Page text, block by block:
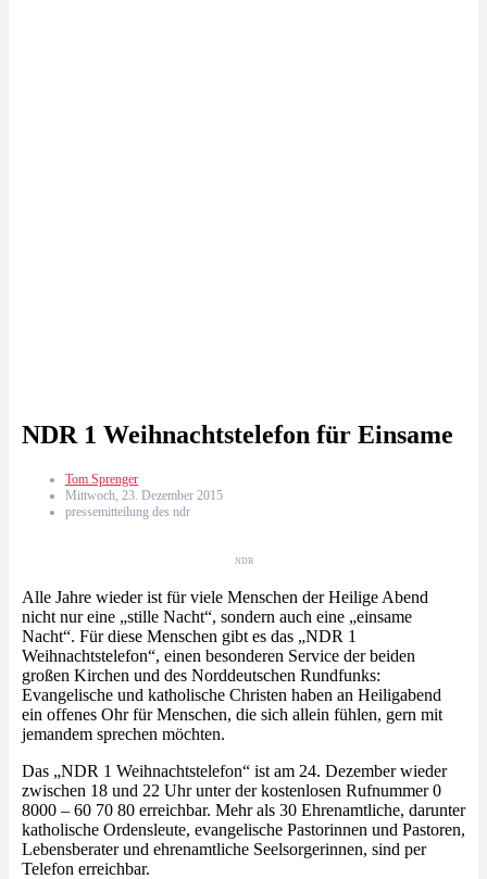
NDR 1 Weihnachtstelefon für Einsame
Tom Sprenger
Mittwoch, 23. Dezember 2015
pressemitteilung des ndr
NDR
Alle Jahre wieder ist für viele Menschen der Heilige Abend
nicht nur eine „stille Nacht“, sondern auch eine „einsame
Nacht“. Für diese Menschen gibt es das „NDR 1
Weihnachtstelefon“, einen besonderen Service der beiden
großen Kirchen und des Norddeutschen Rundfunks:
Evangelische und katholische Christen haben an Heiligabend
ein offenes Ohr für Menschen, die sich allein fühlen, gern mit
jemandem sprechen möchten.
Das „NDR 1 Weihnachtstelefon“ ist am 24. Dezember wieder
zwischen 18 und 22 Uhr unter der kostenlosen Rufnummer 0
8000 – 60 70 80 erreichbar. Mehr als 30 Ehrenamtliche, darunter
katholische Ordensleute, evangelische Pastorinnen und Pastoren,
Lebensberater und ehrenamtliche Seelsorgerinnen, sind per
Telefon erreichbar.